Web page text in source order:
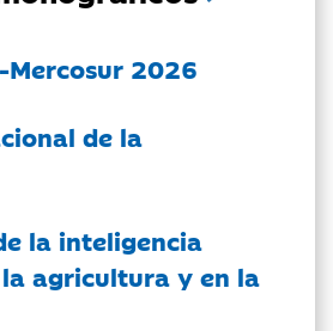
Mercosur 2026
de la
la inteligencia
agricultura y en la